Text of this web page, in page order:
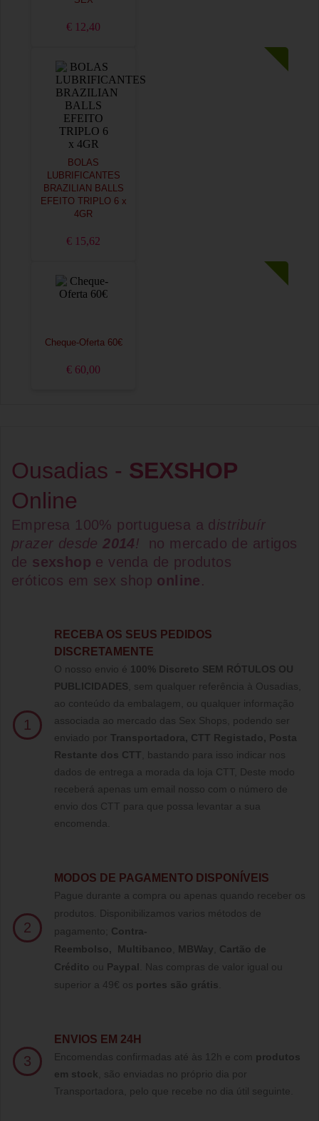
€ 12,40
BOLAS
LUBRIFICANTES
BRAZILIAN BALLS
EFEITO TRIPLO 6 x
4GR
€ 15,62
Cheque-Oferta 60€
€ 60,00
Ousadias - SEXSHOP
Online
Empresa 100% portuguesa a d istribuír
prazer desde2014!
no mercado de artigos
de sexshop e venda de produtos
eróticos em sex shop online.
1
RECEBA OS SEUS PEDIDOS
DISCRETAMENTE
O nosso envio é 100% Discreto SEM RÓTULOS OU
PUBLICIDADES , sem qualquer referência à Ousadias,
ao conteúdo da embalagem, ou qualquer informação
associada ao mercado das Sex Shops, podendo ser
enviado por Transportadora, CTT Registado, Posta
Restante dos CTT , bastando para isso indicar nos
dados de entrega a morada da loja CTT, Deste modo
receberá apenas um email nosso com o número de
envio dos CTT para que possa levantar a sua
encomenda.
2
MODOS DE PAGAMENTO DISPONÍVEIS
Pague durante a compra ou apenas quando receber os
produtos. Disponibilizamos varios métodos de
pagamento; Contra-
Reembolso, Multibanco MBWay
Cartão de
Crédito ou Paypal
Nas compras de valor igual ou
superior a 49€ os portes são grátis
3
ENVIOS EM 24H
Encomendas confirmadas até às 12h e com produtos
em stock , são enviadas no próprio dia por
Transportadora, pelo que recebe no dia útil seguinte.